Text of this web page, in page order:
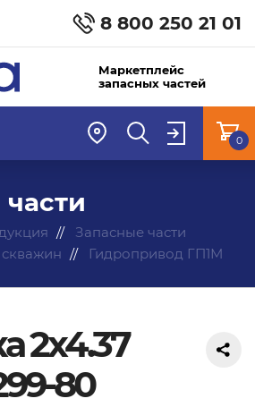
8 800 250 21 01
Маркетплейс
запасных частей
0
Запасные части
Гидропривод ГП1М
2х4.37
80